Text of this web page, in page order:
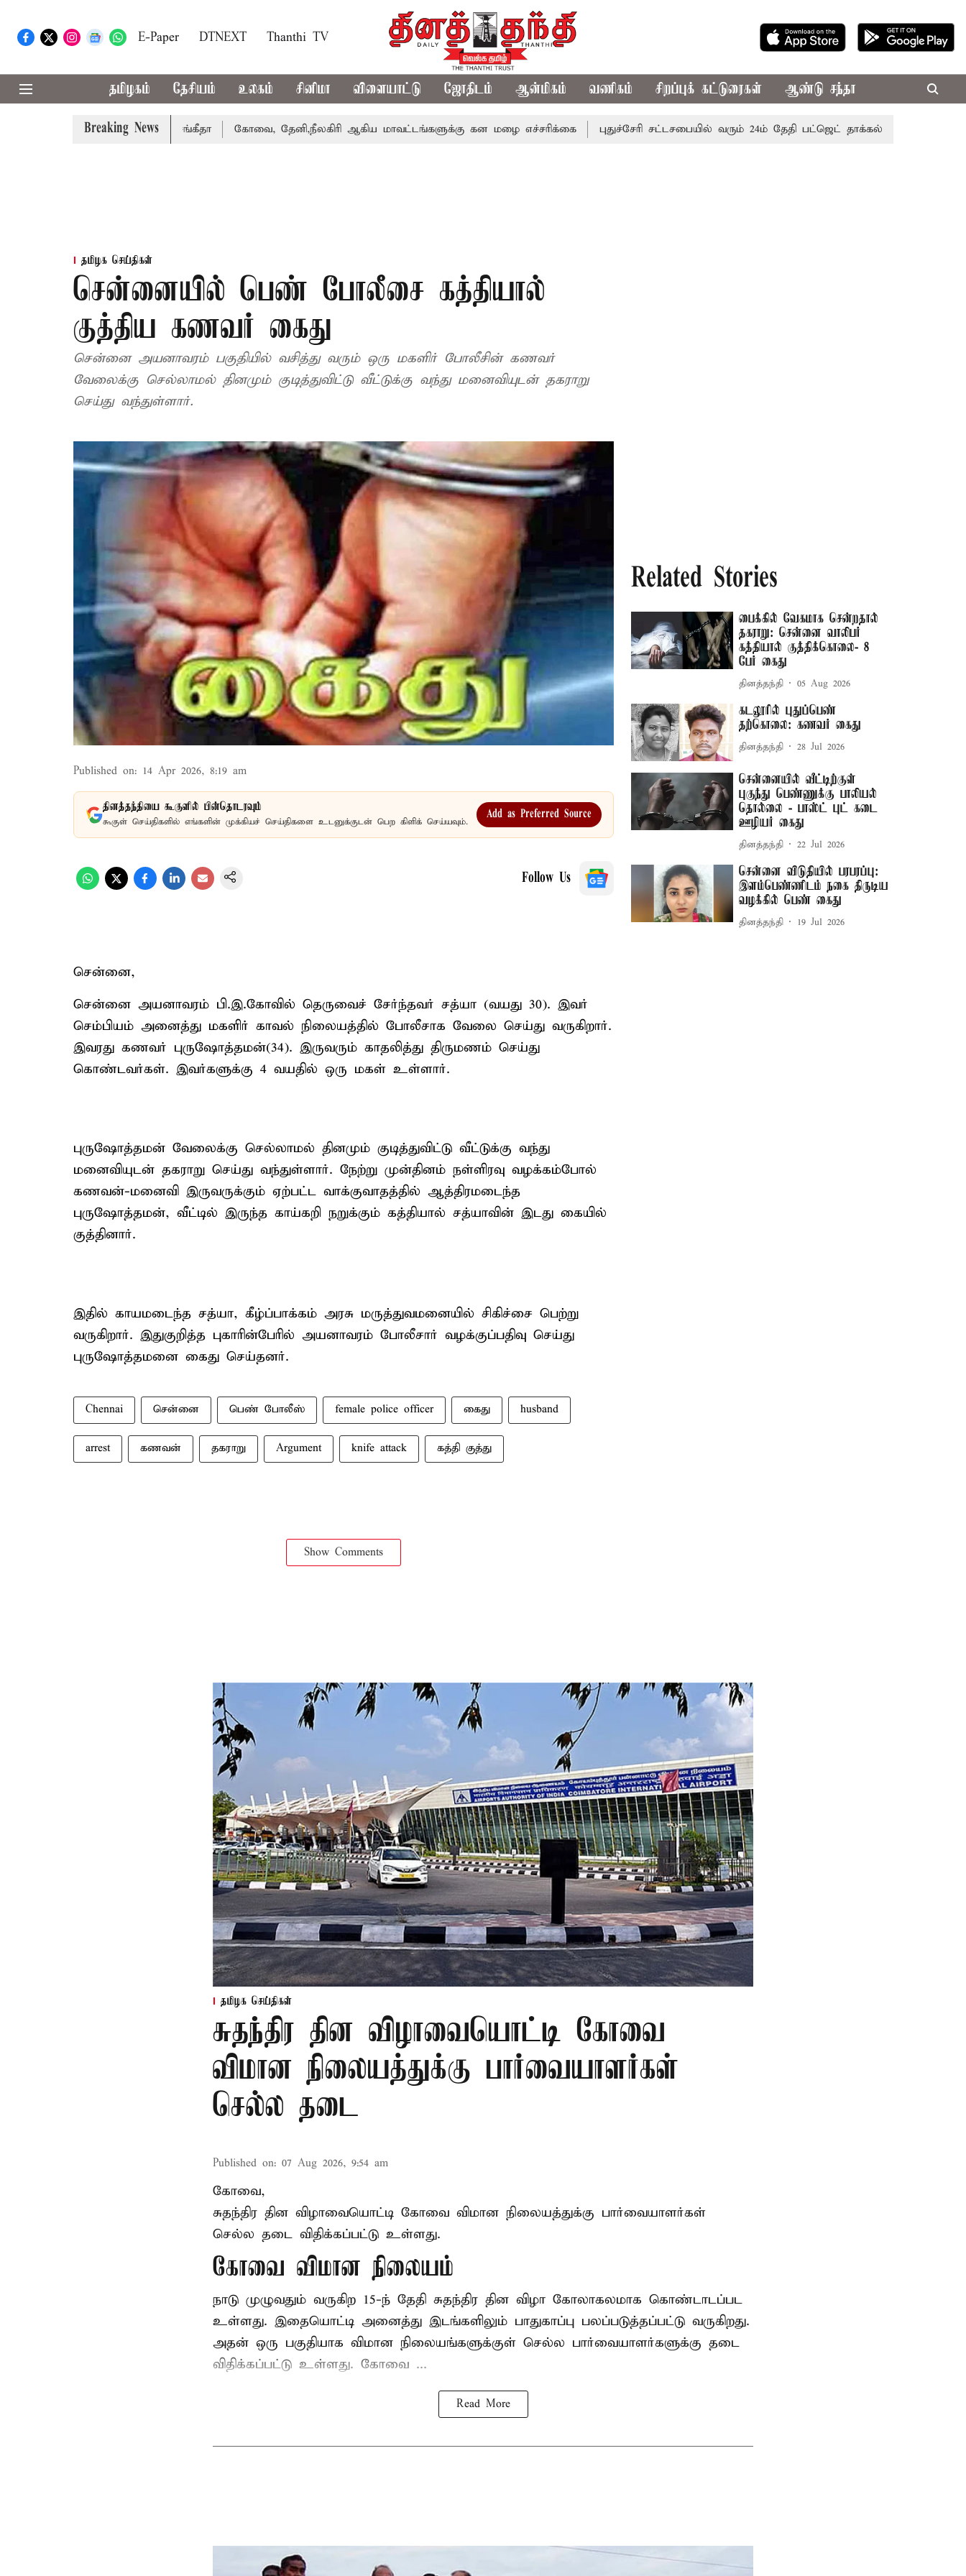
E-Paper DTNEXT Thanthi TV
தமிழகம் தேசியம் உலகம் சினிமா விளையாட்டு ஜோதிடம் ஆன்மிகம் வணிகம் சிறப்புக் கட்டுரைகள் ஆண்டு சந்தா
Breaking News
வழக்கை வாபஸ் பெற்றார் சங்கீதா கோவை, தேனி,நீலகிரி ஆகிய மாவட்டங்களுக்கு கன மழை எச்சரிக்கை புதுச்சேரி சட்டசபையில் வரும் 24ம் தேதி பட்ஜெட் தாக்கல் செய்கிறார் முதல்-
தமிழக செய்திகள்
சென்னையில் பெண் போலீசை கத்தியால்
குத்திய கணவர் கைது
சென்னை அயனாவரம் பகுதியில் வசித்து வரும் ஒரு மகளிர் போலீசின் கணவர்
வேலைக்கு செல்லாமல் தினமும் குடித்துவிட்டு வீட்டுக்கு வந்து மனைவியுடன் தகராறு
செய்து வந்துள்ளார்.
Published on: 14 Apr 2026, 8:19 am
தினத்தந்தியை கூகுளில் பின்தொடரவும்
கூகுள் செய்திகளில் எங்களின் முக்கியச் செய்திகளை உடனுக்குடன் பெற கிளிக் செய்யவும்.
Add as Preferred Source
Follow Us
சென்னை,
சென்னை அயனாவரம் பி.இ.கோவில் தெருவைச் சேர்ந்தவர் சத்யா (வயது 30). இவர்
செம்பியம் அனைத்து மகளிர் காவல் நிலையத்தில் போலீசாக வேலை செய்து வருகிறார்.
இவரது கணவர் புருஷோத்தமன்(34). இருவரும் காதலித்து திருமணம் செய்து
கொண்டவர்கள். இவர்களுக்கு 4 வயதில் ஒரு மகள் உள்ளார்.
புருஷோத்தமன் வேலைக்கு செல்லாமல் தினமும் குடித்துவிட்டு வீட்டுக்கு வந்து
மனைவியுடன் தகராறு செய்து வந்துள்ளார். நேற்று முன்தினம் நள்ளிரவு வழக்கம்போல்
கணவன்-மனைவி இருவருக்கும் ஏற்பட்ட வாக்குவாதத்தில் ஆத்திரமடைந்த
புருஷோத்தமன், வீட்டில் இருந்த காய்கறி நறுக்கும் கத்தியால் சத்யாவின் இடது கையில்
குத்தினார்.
இதில் காயமடைந்த சத்யா, கீழ்ப்பாக்கம் அரசு மருத்துவமனையில் சிகிச்சை பெற்று
வருகிறார். இதுகுறித்த புகாரின்பேரில் அயனாவரம் போலீசார் வழக்குப்பதிவு செய்து
புருஷோத்தமனை கைது செய்தனர்.
Chennai சென்னை பெண் போலீஸ் female police officer கைது husband
arrest கணவன் தகராறு Argument knife attack கத்தி குத்து
Show Comments
Related Stories
பைக்கில் வேகமாக சென்றதால்
தகராறு: சென்னை வாலிபர்
கத்தியால் குத்திக்கொலை- 8
பேர் கைது
தினத்தந்தி 05 Aug 2026
கடலூரில் புதுப்பெண்
தற்கொலை: கணவர் கைது
தினத்தந்தி 28 Jul 2026
சென்னையில் வீட்டிற்குள்
புகுந்து பெண்ணுக்கு பாலியல்
தொல்லை - பாஸ்ட் புட் கடை
ஊழியர் கைது
தினத்தந்தி 22 Jul 2026
சென்னை விடுதியில் பரபரப்பு:
இளம்பெண்ணிடம் நகை திருடிய
வழக்கில் பெண் கைது
தினத்தந்தி 19 Jul 2026
தமிழக செய்திகள்
சுதந்திர தின விழாவையொட்டி கோவை
விமான நிலையத்துக்கு பார்வையாளர்கள்
செல்ல தடை
Published on: 07 Aug 2026, 9:54 am
கோவை,
சுதந்திர தின விழாவையொட்டி கோவை விமான நிலையத்துக்கு பார்வையாளர்கள்
செல்ல தடை விதிக்கப்பட்டு உள்ளது.
கோவை விமான நிலையம்
நாடு முழுவதும் வருகிற 15-ந் தேதி சுதந்திர தின விழா கோலாகலமாக கொண்டாடப்பட
உள்ளது. இதையொட்டி அனைத்து இடங்களிலும் பாதுகாப்பு பலப்படுத்தப்பட்டு வருகிறது.
அதன் ஒரு பகுதியாக விமான நிலையங்களுக்குள் செல்ல பார்வையாளர்களுக்கு தடை
விதிக்கப்பட்டு உள்ளது. கோவை ...
Read More